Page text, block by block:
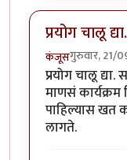
प्रयोग चालू
कंजूसगुरुवार, 21/
प्रयोग चालू
माणसं कार्यक्रम
पाहिल्यास खत
लागते.